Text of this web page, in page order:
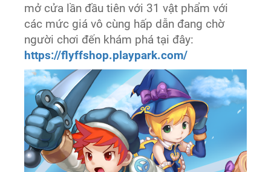
mở cửa lần đầu tiên với 31 vật phẩm với
các mức giá vô cùng hấp dẫn đang chờ
người chơi đến khám phá tại đây:
https://flyffshop.playpark.com/